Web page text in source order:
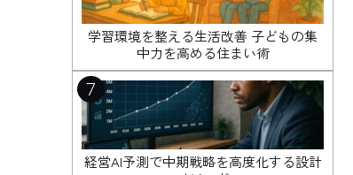
学習環境を整える生活改善 子どもの集
中力を高める住まい術
7
経営AI予測で中期戦略を高度化する設計